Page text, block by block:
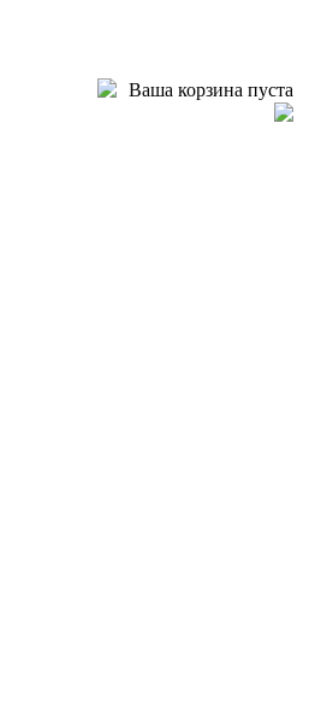
Ваша корзина пуста